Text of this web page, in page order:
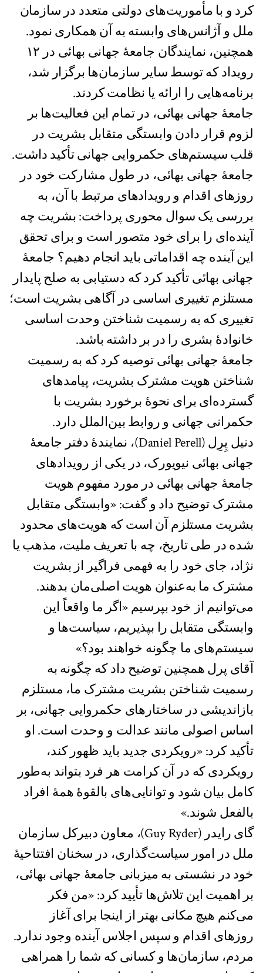
کرد و با مأموریت‌های دولتی متعدد در سازمان
ملل و آژانس‌های وابسته به آن همکاری نمود.
همچنین، نمایندگان جامعهٔ جهانی بهائی در ۱۲
رویداد که توسط سایر سازمان‌ها برگزار شد،
برنامه‌هایی را ارائه یا نظامت کردند.
جامعهٔ جهانی بهائی، در تمام این فعالیت‌ها بر
لزوم قرار دادن وابستگی متقابل بشریت در
قلب سیستم‌های حکمروایی جهانی تأکید داشت.
جامعهٔ جهانی بهائی، در طول مشارکت خود در
روزهای اقدام و رویدادهای مرتبط با آن، به
بررسی یک سوال محوری پرداخت: بشریت چه
آینده‌ای را برای خود متصور است و برای تحقق
این آینده چه اقداماتی باید انجام دهیم؟ جامعهٔ
جهانی بهائی تأکید کرد که دستیابی به صلح پایدار
مستلزم تغییری اساسی در آگاهی بشریت است؛
تغییری که به رسمیت شناختن وحدت اساسی
خانوادۀ بشری را در بر داشته باشد.
جامعهٔ جهانی بهائی توصیه کرد که به رسمیت
شناختن هویت مشترک بشریت، پیامدهای
گسترده‌ای برای نحوۀ برخورد بشریت با
حکمرانی جهانی و روابط بین‌الملل دارد.
دنیل پِرِل (Daniel Perell)، نمایندهٔ دفتر جامعهٔ
جهانی بهائی نیویورک، در یکی از رویدادهای
جامعهٔ جهانی بهائی در مورد مفهوم هویت
مشترک توضیح داد و گفت: «وابستگی متقابل
بشریت مستلزم آن است که هویت‌های محدود
شده در طی تاریخ، چه با تعریف ملیت، مذهب یا
نژاد، جای خود را به فهمی فراگیر از بشریت
مشترک ما به‌عنوان هویت اصلی‌مان بدهند.
می‌توانیم از خود بپرسیم «اگر ما واقعاً این
وابستگی متقابل را بپذیریم، سیاست‌ها و
سیستم‌های ما چگونه خواهند بود؟»
آقای پرل همچنین توضیح داد که چگونه به
رسمیت شناختن بشریت مشترک ما، مستلزم
بازاندیشی در ساختارهای حکمروایی جهانی، بر
اساس اصولی مانند عدالت و وحدت است. او
تأکید کرد: «رویکردی جدید باید ظهور کند،
رویکردی که در آن کرامت هر فرد بتواند به‌طور
کامل بیان شود و توانایی‌های بالقوۀ همهٔ افراد
بالفعل شوند.»
گای رایدر (Guy Ryder)، معاون دبیرکل سازمان
ملل در امور سیاست‌گذاری، در سخنان افتتاحیهٔ
خود در نشستی به میزبانی جامعهٔ جهانی بهائی،
بر اهمیت این تلاش‌ها تأیید کرد: «من فکر
می‌کنم هیچ مکانی بهتر از اینجا برای آغاز
روزهای اقدام و سپس اجلاس آینده وجود ندارد.
مردم، سازمان‌ها و کسانی که شما را همراهی